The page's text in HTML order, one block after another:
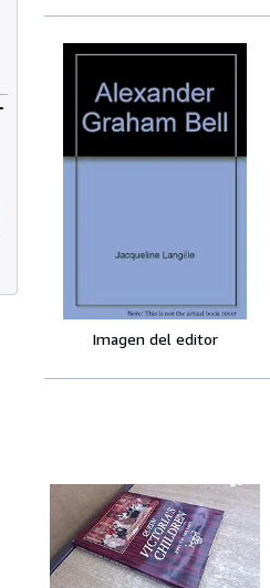
Imagen del editor